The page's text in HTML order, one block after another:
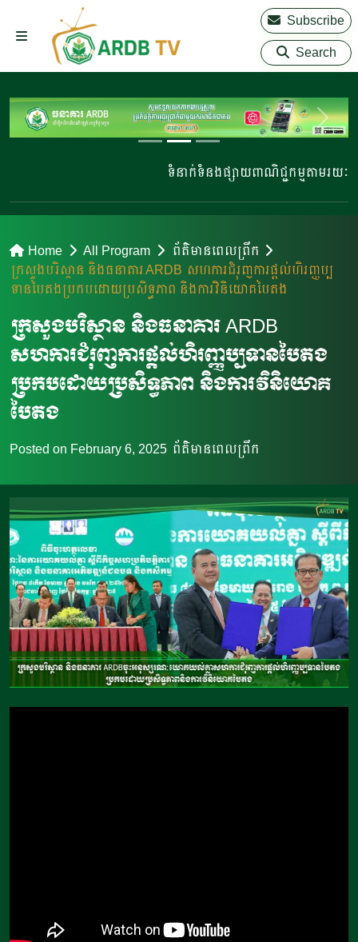
Subscribe
Search
ទំនាក់ទំនងផ្សាយពាណិជ្ជកម្មតាមរយៈ
Home All Program
ព័ត៌មានពេលព្រឹក
ក្រសួងបរិស្ថាន និងធនាគារ ARDB សហការជំរុញការផ្តល់ហិរញ្ញប្ប
ទានបៃតងប្រកបដោយប្រសិទ្ធភាព និងការវិនិយោគបៃតង
ក្រសួងបរិស្ថាន និងធនាគារ ARDB
សហការជំរុញការផ្តល់ហិរញ្ញប្បទានបៃតង
ប្រកបដោយប្រសិទ្ធភាព និងការវិនិយោគ
បៃតង
Posted on February 6, 2025 ព័ត៌មានពេលព្រឹក